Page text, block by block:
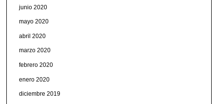
junio 2020
mayo 2020
abril 2020
marzo 2020
febrero 2020
enero 2020
diciembre 2019